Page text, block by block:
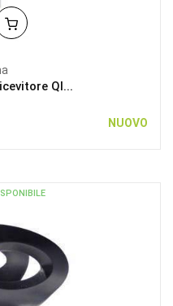
QI...
NUOVO